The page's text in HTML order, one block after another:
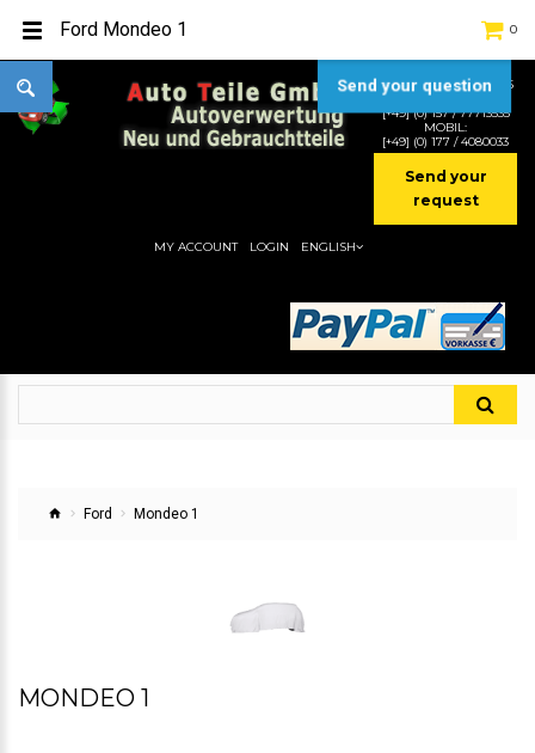
TEL:[+49] (0) 2232-5205
MOBIL:
[+49] (0) 157 / 77713535
MOBIL:
[+49] (0) 177 / 4080033
Send your
request
0
MY ACCOUNT LOGIN ENGLISH
Ford Mondeo 1
MONDEO 1
Ford Mondeo 1
Send your question